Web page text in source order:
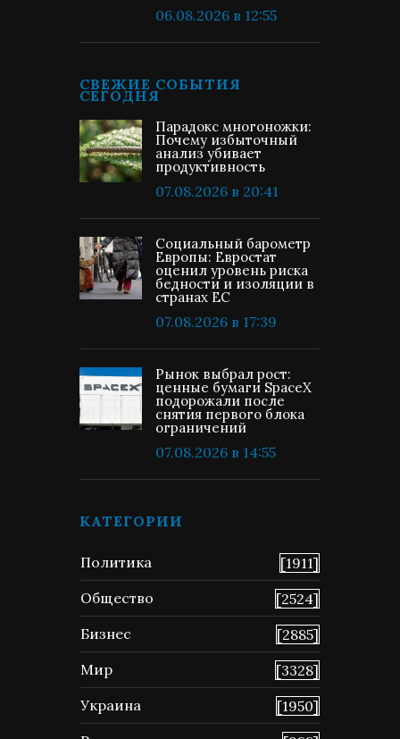
06.08.2026 в 12:55
СВЕЖИЕ СОБЫТИЯ
СЕГОДНЯ
Парадокс многоножки:
Почему избыточный
анализ убивает
продуктивность
07.08.2026 в 20:41
Социальный барометр
Европы: Евростат
оценил уровень риска
бедности и изоляции в
странах ЕС
07.08.2026 в 17:39
Рынок выбрал рост:
ценные бумаги SpaceX
подорожали после
снятия первого блока
ограничений
07.08.2026 в 14:55
КАТЕГОРИИ
Политика
[1911]
Общество
[2524]
Бизнес
[2885]
Мир
[3328]
Украина
[1950]